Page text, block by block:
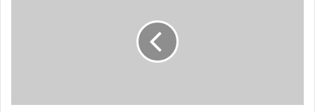
قند خون رو سریع بالا می‌برن